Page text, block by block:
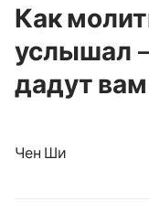
Как
услышал
дадут
Чен Ши